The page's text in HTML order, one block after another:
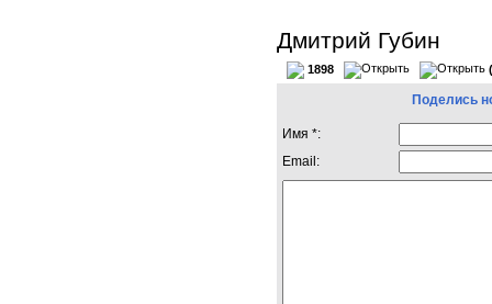
Дмитрий Губин
1898
Поделись
Имя *:
Email: